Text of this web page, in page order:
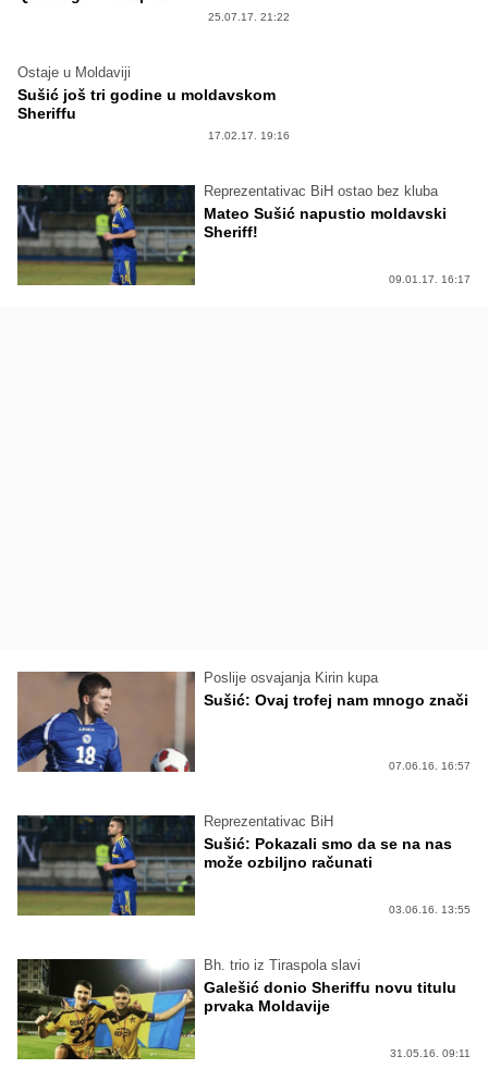
25.07.17. 21:22
Ostaje u Moldaviji
Sušić još tri godine u moldavskom
Sheriffu
17.02.17. 19:16
Reprezentativac BiH ostao bez kluba
Mateo Sušić napustio moldavski
Sheriff!
09.01.17. 16:17
Poslije osvajanja Kirin kupa
Sušić: Ovaj trofej nam mnogo znači
07.06.16. 16:57
Reprezentativac BiH
Sušić: Pokazali smo da se na nas
može ozbiljno računati
03.06.16. 13:55
Bh. trio iz Tiraspola slavi
Galešić donio Sheriffu novu titulu
prvaka Moldavije
31.05.16. 09:11